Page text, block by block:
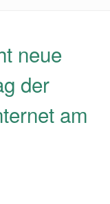
neue
der
am